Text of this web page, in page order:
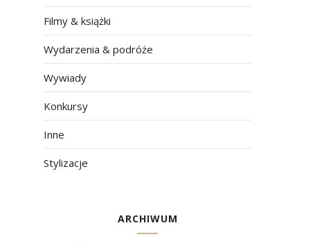
Filmy & książki
Wydarzenia & podróże
Wywiady
Konkursy
Inne
Stylizacje
ARCHIWUM